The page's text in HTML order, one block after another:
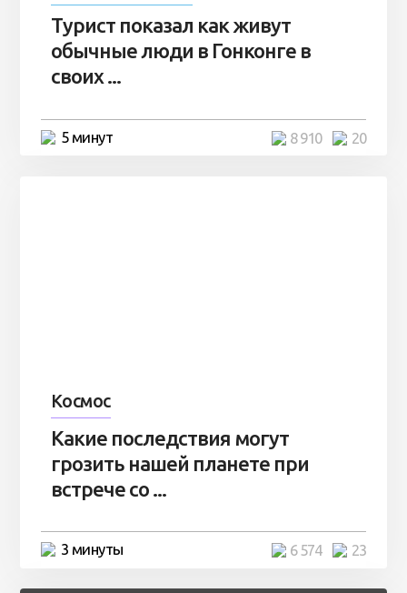
Турист показал как живут
обычные люди в Гонконге в
своих ...
5 минут 20
8 910
Космос
Какие последствия могут
грозить нашей планете при
встрече со ...
3 минуты 23
6 574